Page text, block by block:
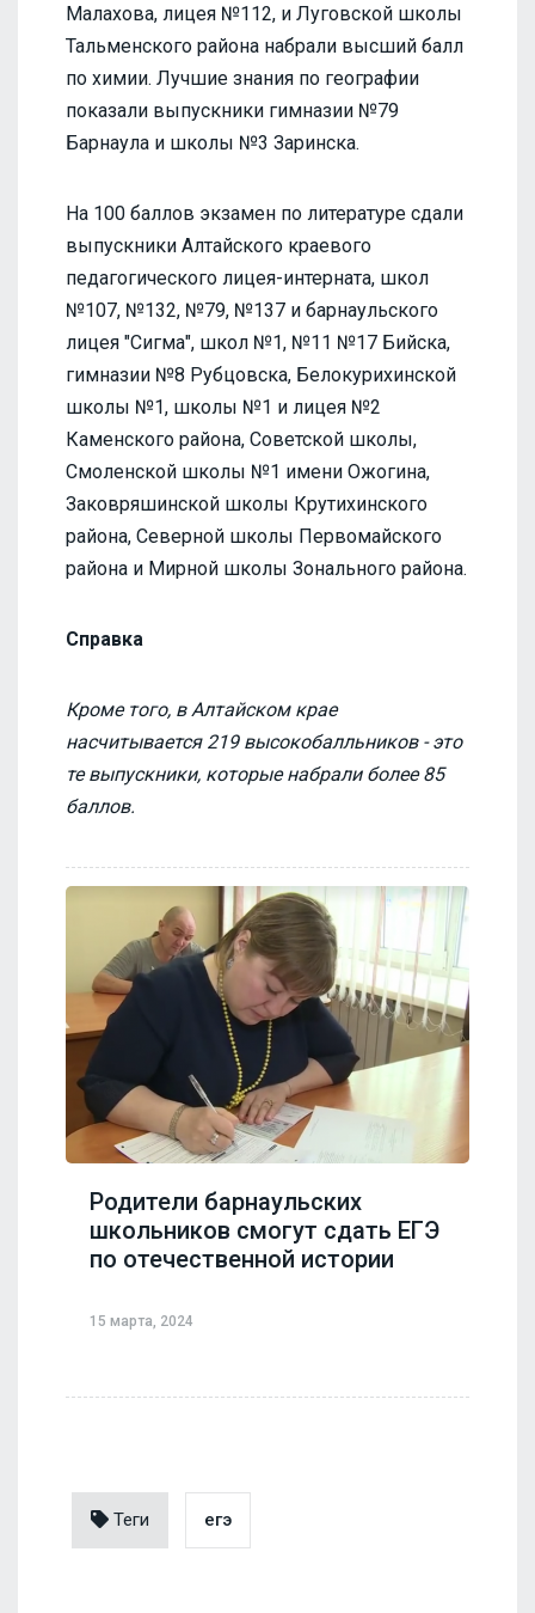
Малахова, лицея №112, и Луговской школы
Тальменского района набрали высший балл
по химии. Лучшие знания по географии
показали выпускники гимназии №79
Барнаула и школы №3 Заринска.
На 100 баллов экзамен по литературе сдали
выпускники Алтайского краевого
педагогического лицея-интерната, школ
№107, №132, №79, №137 и барнаульского
лицея "Сигма", школ №1, №11 №17 Бийска,
гимназии №8 Рубцовска, Белокурихинской
школы №1, школы №1 и лицея №2
Каменского района, Советской школы,
Смоленской школы №1 имени Ожогина,
Заковряшинской школы Крутихинского
района, Северной школы Первомайского
района и Мирной школы Зонального района.
Справка
Кроме того, в Алтайском крае
насчитывается 219 высокобалльников - это
те выпускники, которые набрали более 85
баллов.
Родители барнаульских
школьников смогут сдать ЕГЭ
по отечественной истории
15 марта, 2024
Теги егэ